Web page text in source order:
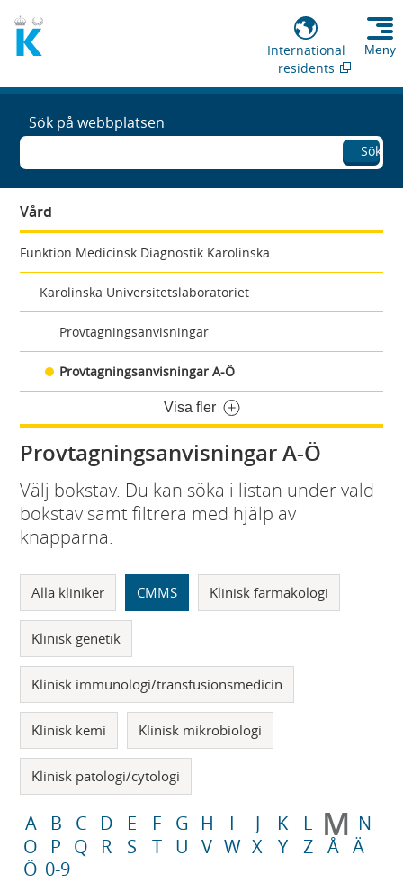
International
residents
Meny
Sök på webbplatsen
Sök
Vård
Funktion Medicinsk Diagnostik Karolinska
Karolinska Universitetslaboratoriet
Provtagningsanvisningar
Provtagningsanvisningar A-Ö
Visa fler
Provtagningsanvisningar A-Ö
Välj bokstav. Du kan söka i listan under vald
bokstav samt filtrera med hjälp av
knapparna.
Alla kliniker CMMS Klinisk farmakologi
Klinisk genetik
Klinisk immunologi/transfusionsmedicin
Klinisk kemi Klinisk mikrobiologi
Klinisk patologi/cytologi
A B C D E F G H I J K L M N
O
P Q R S T U V W X Y Z Å Ä
Ö 0-9